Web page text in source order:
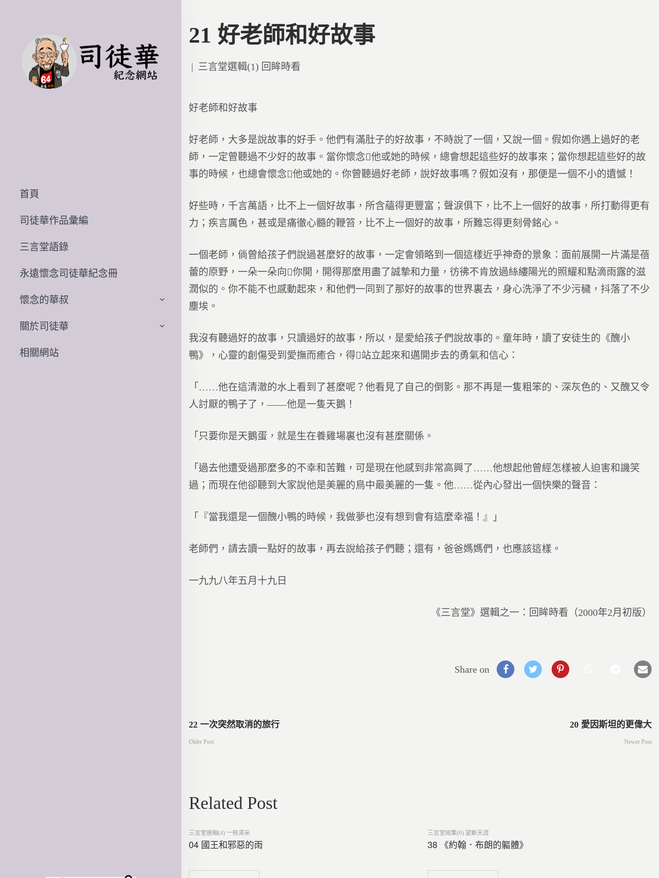
首頁
司徒華作品彙編
三言堂語錄
永遠懷念司徒華紀念冊
懷念的華叔
關於司徒華
相關網站
21 好老師和好故事
Posted
三言堂選輯(1) 回眸時看
好老師和好故事
好老師，大多是說故事的好手。他們有滿肚子的好故事，不時說了一個，又說一個。假如你遇上過好的老
師，一定曾聽過不少好的故事。當你懷念他或她的時候，總會想起這些好的故事來；當你想起這些好的故
事的時候，也總會懷念他或她的。你曾聽過好老師，說好故事嗎？假如沒有，那便是一個不小的遺憾！
好些時，千言萬語，比不上一個好故事，所含蘊得更豐富；聲淚俱下，比不上一個好的故事，所打動得更有
力；疾言厲色，甚或是痛徹心髓的鞭笞，比不上一個好的故事，所難忘得更刻骨銘心。
一個老師，倘曾給孩子們說過甚麼好的故事，一定會領略到一個這樣近乎神奇的景象：面前展開一片滿是蓓
蕾的原野，一朵一朵向你開，開得那麼用盡了誠摯和力量，彷彿不肯放過絲縷陽光的照耀和點滴雨露的滋
潤似的。你不能不也感動起來，和他們一同到了那好的故事的世界裏去，身心洗淨了不少污穢，抖落了不少
塵埃。
我沒有聽過好的故事，只讀過好的故事，所以，是愛給孩子們說故事的。童年時，讀了安徒生的《醜小
鴨》，心靈的創傷受到愛撫而癒合，得站立起來和邁開步去的勇氣和信心：
「……他在這清澈的水上看到了甚麼呢？他看見了自己的倒影。那不再是一隻粗笨的、深灰色的、又醜又令
人討厭的鴨子了，——他是一隻天鵝！
「只要你是天鵝蛋，就是生在養雞場裏也沒有甚麼關係。
「過去他遭受過那麼多的不幸和苦難，可是現在他感到非常高興了……他想起他曾經怎樣被人迫害和譏笑
過；而現在他卻聽到大家說他是美麗的鳥中最美麗的一隻。他……從內心發出一個快樂的聲音：
「『當我還是一個醜小鴨的時候，我做夢也沒有想到會有這麼幸福！』」
老師們，請去讀一點好的故事，再去說給孩子們聽；還有，爸爸媽媽們，也應該這樣。
一九九八年五月十九日
《三言堂》選輯之一：回眸時看（2000年2月初版）
Share on
文
導
覽
22 一次突然取消的旅行
Older Post
20 愛因斯坦的更偉大
Newer Post
Related Post
Posted
三言堂選輯(4) 一枝清采
04 國王和邪惡的雨
Posted
三言堂結集(6) 望斷天涯
38 《約翰．布朗的軀體》